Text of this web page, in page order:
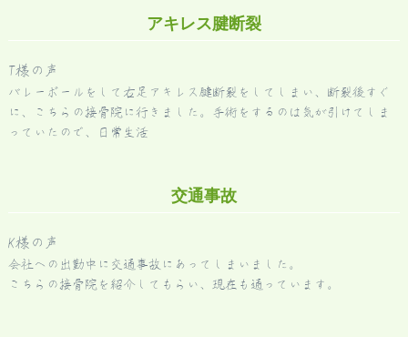
アキレス腱断裂
T様の声
バレーボールをして右足アキレス腱断裂をしてしまい、断裂後すぐ
に、こちらの接骨院に行きました。手術をするのは気が引けてしま
っていたので、日常生活
交通事故
K様の声
会社への出勤中に交通事故にあってしまいました。
こちらの接骨院を紹介してもらい、現在も通っています。